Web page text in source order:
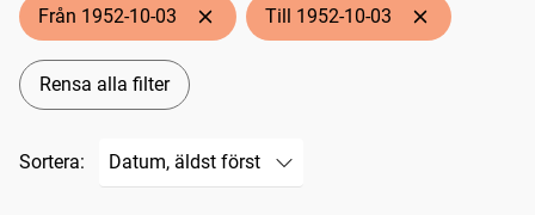
Från 1952-10-03 Till 1952-10-03
Rensa alla filter
Sortera: